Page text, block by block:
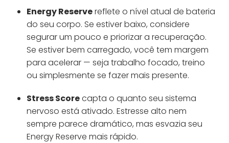
Energy Reservereflete o nível atual de bateria
do seu corpo. Se estiver baixo, considere
segurar um pouco e priorizar a recuperação.
Se estiver bem carregado, você tem margem
para acelerar — seja trabalho focado, treino
ou simplesmente se fazer mais presente.
Stress Scorecapta o quanto seu sistema
nervoso está ativado. Estresse alto nem
sempre parece dramático, mas esvazia seu
Energy Reserve mais rápido.